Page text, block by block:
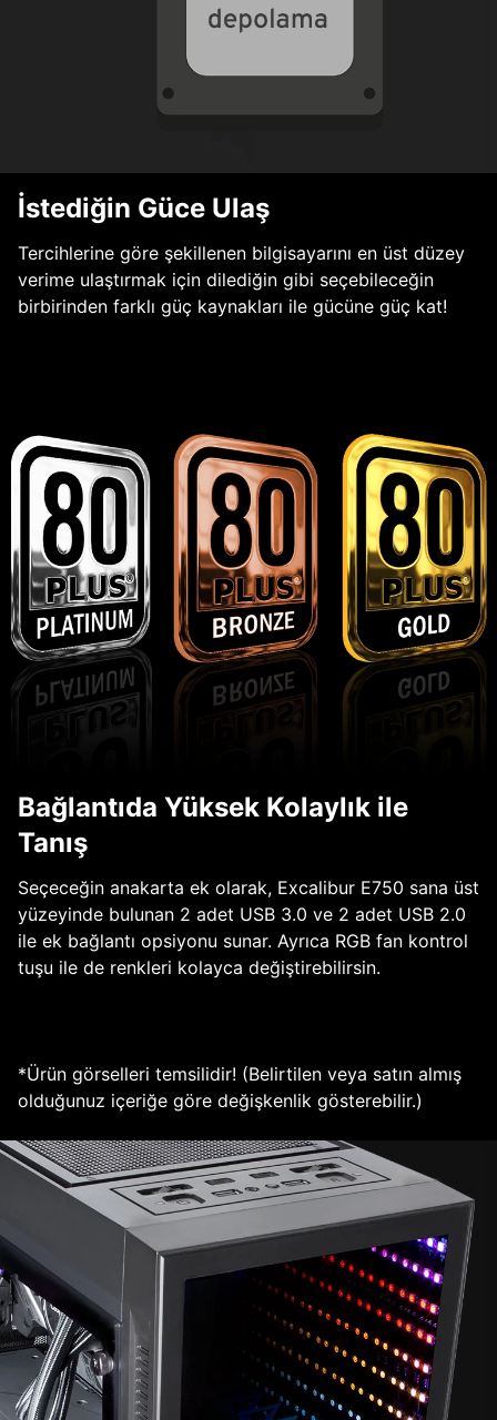
İstediğin Güce Ulaş
Tercihlerine göre şekillenen bilgisayarını en üst düzey
verime ulaştırmak için dilediğin gibi seçebileceğin
birbirinden farklı güç kaynakları ile gücüne güç kat!
Bağlantıda Yüksek Kolaylık ile
Tanış
Seçeceğin anakarta ek olarak, Excalibur E750 sana üst
yüzeyinde bulunan 2 adet USB 3.0 ve 2 adet USB 2.0
ile ek bağlantı opsiyonu sunar. Ayrıca RGB fan kontrol
tuşu ile de renkleri kolayca değiştirebilirsin.
*Ürün görselleri temsilidir! (Belirtilen veya satın almış
olduğunuz içeriğe göre değişkenlik gösterebilir.)